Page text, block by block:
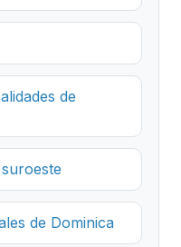
de
de Dominica